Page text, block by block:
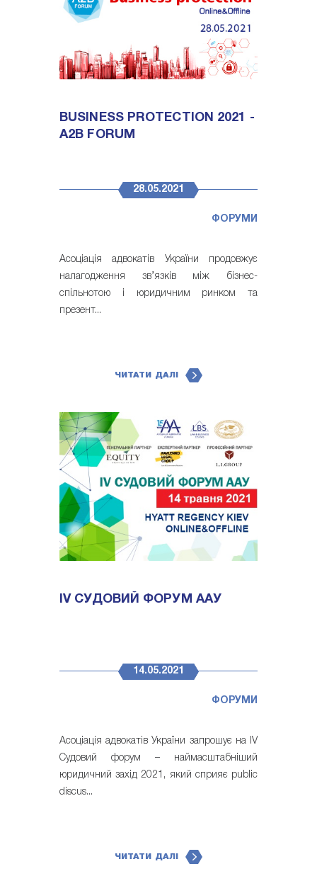
BUSINESS PROTECTION 2021 -
A2B FORUM
28.05.2021
ФОРУМИ
Асоціація адвокатів України продовжує
налагодження зв’язків між бізнес-
спільнотою і юридичним ринком та
презент...
ЧИТАТИ ДАЛІ
IV СУДОВИЙ ФОРУМ ААУ
14.05.2021
ФОРУМИ
Асоціація адвокатів України запрошує на IV
Судовий форум – наймасштабніший
юридичний захід 2021, який сприяє public
discus...
ЧИТАТИ ДАЛІ